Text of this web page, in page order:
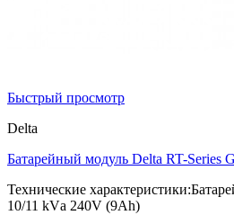
Быстрый просмотр
Delta
Батарейный модуль Delta RT-Series
Технические
10/11 kVа 240V (9Ah)